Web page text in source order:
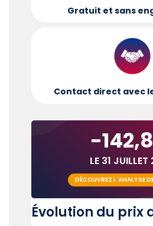
Gratuit et sans
Contact direct avec
-
LE 31
DÉCOUVREZ L'ANALYSE
Évolution du prix